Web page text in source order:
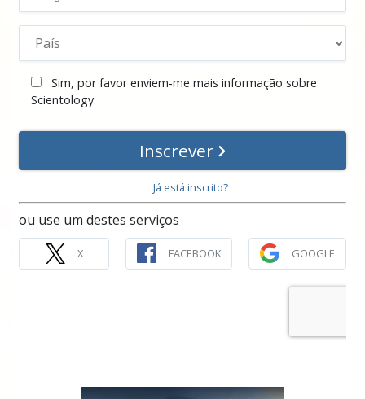
Sim, por favor enviem‑me mais informação sobre
Scientology.
Inscrever
Já está inscrito?
ou use um destes serviços
X FACEBOOK GOOGLE